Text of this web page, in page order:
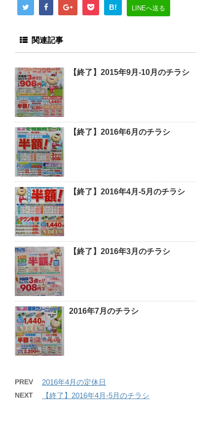
B! LINEへ送る
関連記事
【終了】2015年9月-10月のチラシ
【終了】2016年6月のチラシ
【終了】2016年4月-5月のチラシ
【終了】2016年3月のチラシ
2016年7月のチラシ
PREV 2016年4月の定休日
NEXT 【終了】2016年4月-5月のチラシ